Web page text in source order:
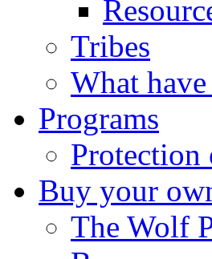
Tribes
What
Programs
Protection
Buy your
The Wolf